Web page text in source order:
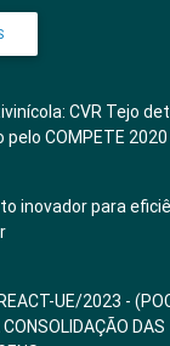
CVR Tejo
COMPETE 2020
inovador para
UE/2023 -
DAS